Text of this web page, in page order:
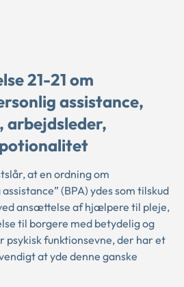
21-21 om
assistance,
arbejdsleder,
at en ordning om
(BPA) ydes som tilskud
ansættelse af hjælpere til pleje,
til borgere med betydelig og
psykisk funktionsevne, der har et
at yde denne ganske